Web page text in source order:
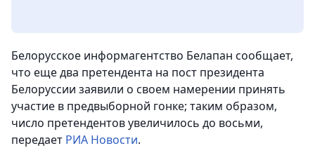
Белорусское информагентство Белапан сообщает,
что еще два претендента на пост президента
Белоруссии заявили о своем намерении принять
участие в предвыборной гонке; таким образом,
число претендентов увеличилось до восьми,
передает РИА Новости.